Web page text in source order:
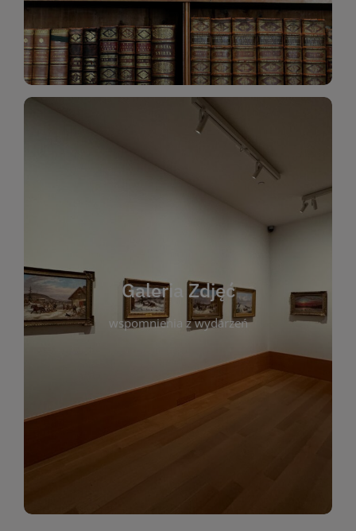
Katalog Zbiorów
Galeria Zdjęć
wspomnienia z wydarzeń
Galeria Zdjęć
wspomnienia z wydarzeń, spotkań i projektów
którym można zobaczyć, jak żyje nasza biblioteka
i jej społeczność. Zdjęcia dokumentują zarówno
uroczyste chwile, jak i codzienne aktywności
czytelników. Regularnie dodajemy nowe galerie,
by każdy mógł powrócić do wyjątkowych
momentów. Zapraszamy do obejrzenia,
wspominania i inspirowania się!